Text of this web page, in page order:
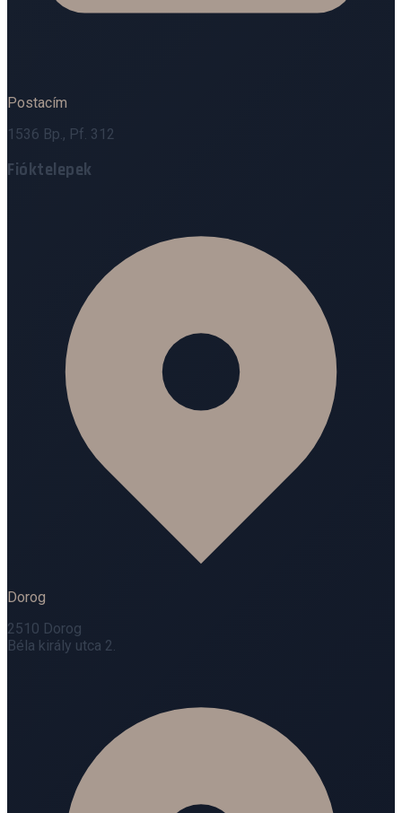
Postacím
1536 Bp., Pf. 312
Fióktelepek
Dorog
2510 Dorog
Béla király utca 2.